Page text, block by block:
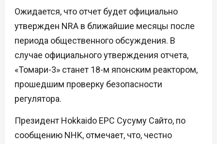
Ожидается, что отчет будет официально
утвержден NRA в ближайшие месяцы после
периода общественного обсуждения. В
случае официального утверждения отчета,
«Томари-3» станет 18-м японским реактором,
прошедшим проверку безопасности
регулятора.
Президент Hokkaido EPC Сусуму Сайто, по
сообщению NHK, отмечает, что, честно